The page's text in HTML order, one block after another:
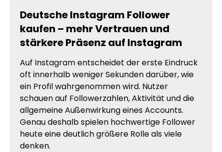
Deutsche Instagram Follower
kaufen – mehr Vertrauen und
stärkere Präsenz auf Instagram
Auf Instagram entscheidet der erste Eindruck
oft innerhalb weniger Sekunden darüber, wie
ein Profil wahrgenommen wird. Nutzer
schauen auf Followerzahlen, Aktivität und die
allgemeine Außenwirkung eines Accounts.
Genau deshalb spielen hochwertige Follower
heute eine deutlich größere Rolle als viele
denken.